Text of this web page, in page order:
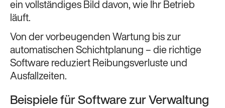
ein vollständiges Bild davon, wie Ihr Betrieb
läuft.
Von der vorbeugenden Wartung bis zur
automatischen Schichtplanung – die richtige
Software reduziert Reibungsverluste und
Ausfallzeiten.
Beispiele für Software zur Verwaltung